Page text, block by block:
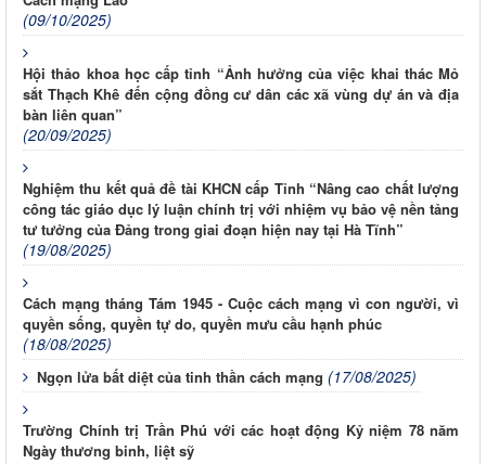
(09/10/2025)
Hội thảo khoa học cấp tỉnh “Ảnh hưởng của việc khai thác Mỏ
sắt Thạch Khê đến cộng đồng cư dân các xã vùng dự án và địa
bàn liên quan”
(20/09/2025)
Nghiệm thu kết quả đề tài KHCN cấp Tỉnh “Nâng cao chất lượng
công tác giáo dục lý luận chính trị với nhiệm vụ bảo vệ nền tảng
tư tưởng của Đảng trong giai đoạn hiện nay tại Hà Tĩnh”
(19/08/2025)
Cách mạng tháng Tám 1945 - Cuộc cách mạng vì con người, vì
quyền sống, quyền tự do, quyền mưu cầu hạnh phúc
(18/08/2025)
Ngọn lửa bất diệt của tinh thần cách mạng (17/08/2025)
Trường Chính trị Trần Phú với các hoạt động Kỷ niệm 78 năm
Ngày thương binh, liệt sỹ